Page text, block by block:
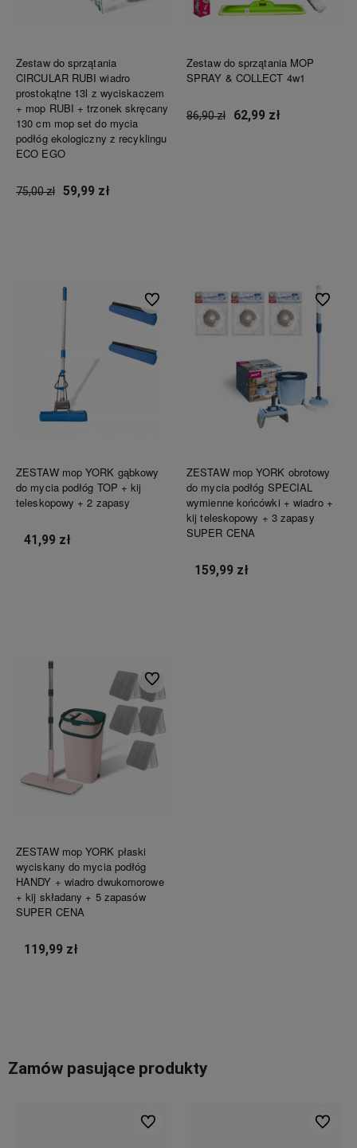
Zestaw do sprzątania
CIRCULAR RUBI wiadro
prostokątne 13l z wyciskaczem
+ mop RUBI + trzonek skręcany
130 cm mop set do mycia
podłóg ekologiczny z recyklingu
ECO EGO
75,00 zł 59,99 zł
Zestaw do sprzątania MOP
SPRAY & COLLECT 4w1
86,90 zł 62,99 zł
ZESTAW mop YORK gąbkowy
do mycia podłóg TOP + kij
teleskopowy + 2 zapasy
41,99 zł
Do ulubionych
ZESTAW mop YORK obrotowy
do mycia podłóg SPECIAL
wymienne końcówki + wiadro +
kij teleskopowy + 3 zapasy
SUPER CENA
159,99 zł
Do
ZESTAW mop YORK płaski
wyciskany do mycia podłóg
HANDY + wiadro dwukomorowe
+ kij składany + 5 zapasów
SUPER CENA
119,99 zł
Do ulubionych
Zamów pasujące produkty
Do ulubionych Do